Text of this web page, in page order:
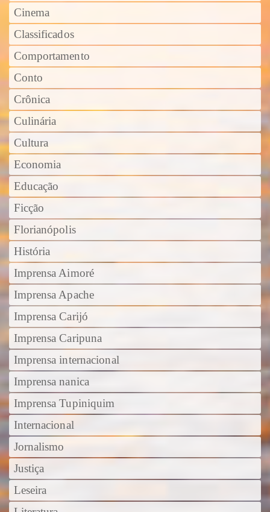
Cinema
Classificados
Comportamento
Conto
Crônica
Culinária
Cultura
Economia
Educação
Ficção
Florianópolis
História
Imprensa Aimoré
Imprensa Apache
Imprensa Carijó
Imprensa Caripuna
Imprensa internacional
Imprensa nanica
Imprensa Tupiniquim
Internacional
Jornalismo
Justiça
Leseira